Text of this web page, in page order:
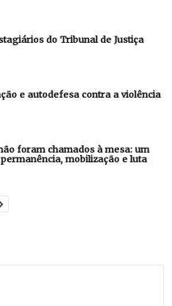
do Tribunal de Justiça
e autodefesa contra a violência
foram chamados à mesa: um
mobilização e luta